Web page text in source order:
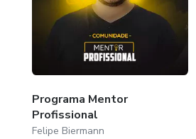
Programa Mentor
Profissional
Felipe Biermann